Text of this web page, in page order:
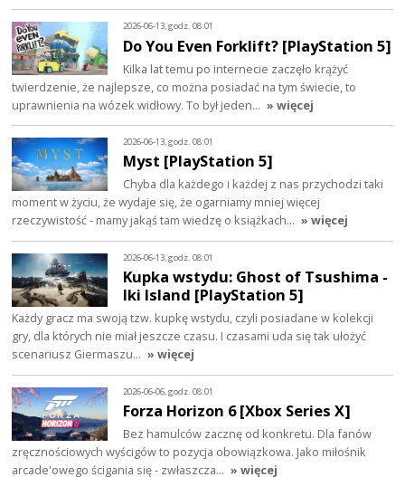
2026-06-13, godz. 08:01
Do You Even Forklift? [PlayStation 5]
Kilka lat temu po internecie zaczęło krążyć
twierdzenie, że najlepsze, co można posiadać na tym świecie, to
uprawnienia na wózek widłowy. To był jeden… » więcej
2026-06-13, godz. 08:01
Myst [PlayStation 5]
Chyba dla każdego i każdej z nas przychodzi taki
moment w życiu, że wydaje się, że ogarniamy mniej więcej
rzeczywistość - mamy jakąś tam wiedzę o książkach… » więcej
2026-06-13, godz. 08:01
Kupka wstydu: Ghost of Tsushima -
Iki Island [PlayStation 5]
Każdy gracz ma swoją tzw. kupkę wstydu, czyli posiadane w kolekcji
gry, dla których nie miał jeszcze czasu. I czasami uda się tak ułożyć
scenariusz Giermaszu… » więcej
2026-06-06, godz. 08:01
Forza Horizon 6 [Xbox Series X]
Bez hamulców zacznę od konkretu. Dla fanów
zręcznościowych wyścigów to pozycja obowiązkowa. Jako miłośnik
arcade'owego ścigania się - zwłaszcza… » więcej